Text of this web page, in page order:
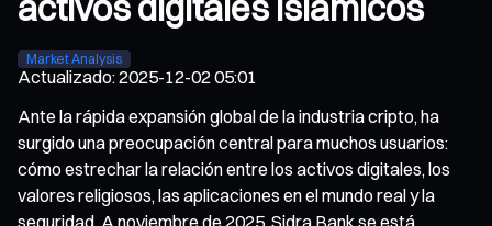
activos digitales islámicos
Market Analysis
Actualizado:2025-12-02 05:01
Ante la rápida expansión global de la industria cripto, ha
surgido una preocupación central para muchos usuarios:
cómo estrechar la relación entre los activos digitales, los
valores religiosos, las aplicaciones en el mundo real y la
seguridad. A noviembre de 2025, Sidra Bank se está